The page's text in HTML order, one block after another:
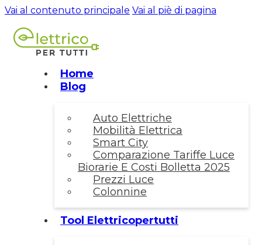
Vai al contenuto principale Vai al piè di pagina
Home
Blog
Auto Elettriche
Mobilità Elettrica
Smart City
Comparazione Tariffe Luce
Biorarie E Costi Bolletta 2025
Prezzi Luce
Colonnine
Tool Elettricopertutti